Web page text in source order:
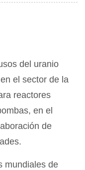
del uranio
el sector de la
reactores
en el
de
mundiales de